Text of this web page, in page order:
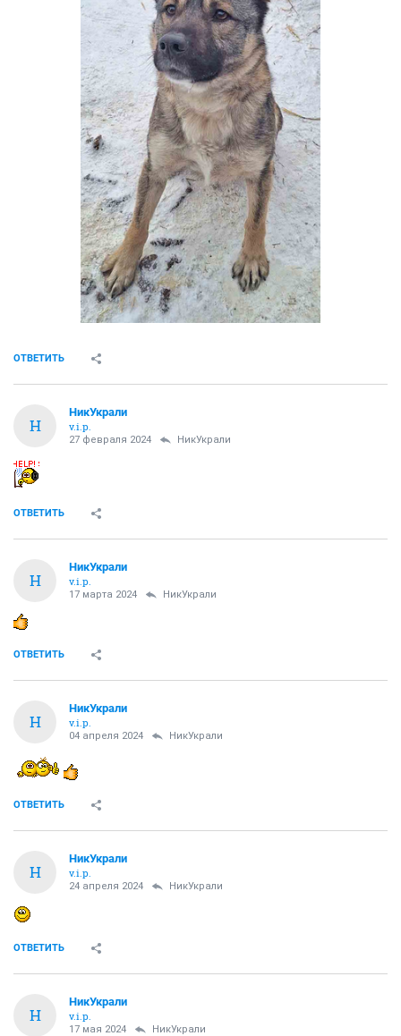
ОТВЕТИТЬ
Н
НикУкрали
v.i.p.
27 февраля 2024 НикУкрали
ОТВЕТИТЬ
Н
НикУкрали
v.i.p.
17 марта 2024 НикУкрали
ОТВЕТИТЬ
Н
НикУкрали
v.i.p.
04 апреля 2024 НикУкрали
ОТВЕТИТЬ
Н
НикУкрали
v.i.p.
24 апреля 2024 НикУкрали
ОТВЕТИТЬ
Н
НикУкрали
v.i.p.
17 мая 2024 НикУкрали